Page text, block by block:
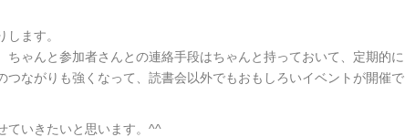
ます。
ゃんと参加者さんとの連絡手段はちゃんと持っておいて、定期的に
ながりも強くなって、読書会以外でもおもしろいイベントが開催で
ていきたいと思います。^^